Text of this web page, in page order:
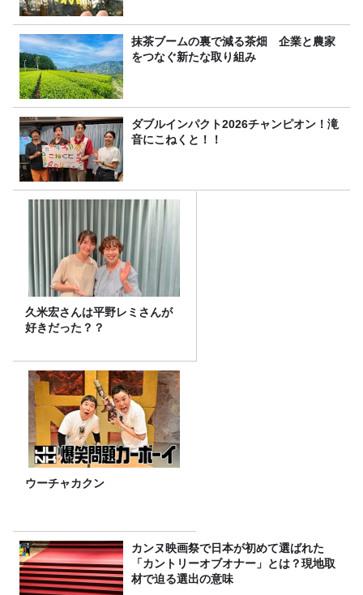
抹茶ブームの裏で減る茶畑 企業と農家
をつなぐ新たな取り組み
ダブルインパクト2026チャンピオン！滝
音にこねくと！！
久米宏さんは平野レミさんが
好きだった？？
ウーチャカクン
カンヌ映画祭で日本が初めて選ばれた
「カントリーオブオナー」とは？現地取
材で迫る選出の意味